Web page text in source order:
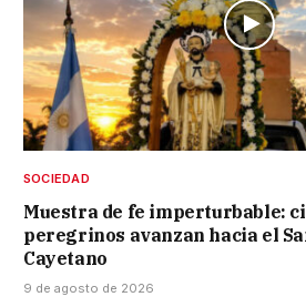
SOCIEDAD
Muestra de fe imperturbable:
peregrinos avanzan hacia el
Cayetano
9 de agosto de 2026